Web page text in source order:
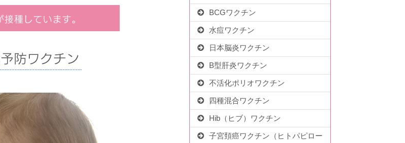
BCGワクチン
水痘ワクチン
日本脳炎ワクチン
B型肝炎ワクチン
不活化ポリオワクチン
四種混合ワクチン
Hib（ヒブ）ワクチン
子宮頚癌ワクチン（ヒトパピロー